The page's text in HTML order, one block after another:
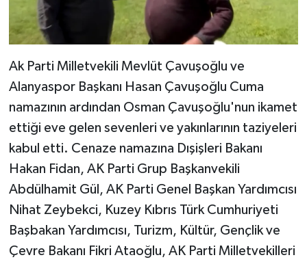
Ak Parti Milletvekili Mevlüt Çavuşoğlu ve
Alanyaspor Başkanı Hasan Çavuşoğlu Cuma
namazının ardından Osman Çavuşoğlu'nun ikamet
ettiği eve gelen sevenleri ve yakınlarının taziyeleri
kabul etti. Cenaze namazına Dışişleri Bakanı
Hakan Fidan, AK Parti Grup Başkanvekili
Abdülhamit Gül, AK Parti Genel Başkan Yardımcısı
Nihat Zeybekci, Kuzey Kıbrıs Türk Cumhuriyeti
Başbakan Yardımcısı, Turizm, Kültür, Gençlik ve
Çevre Bakanı Fikri Ataoğlu, AK Parti Milletvekilleri